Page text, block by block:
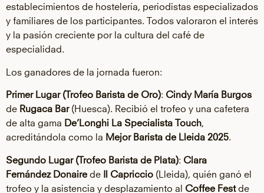
establecimientos de hostelería, periodistas especializados
y familiares de los participantes. Todos valoraron el interés
y la pasión creciente por la cultura del café de
especialidad.
Los ganadores de la jornada fueron:
Primer Lugar (Trofeo Barista de Oro): Cindy María Burgos
de Rugaca Bar(Huesca). Recibió el trofeo y una cafetera
de alta gama De’Longhi La Specialista Touch
acreditándola como la Mejor Barista de Lleida 2025
Segundo Lugar (Trofeo Barista de Plata): Clara
Fernández Donaire de Il Capriccio (Lleida), quién ganó el
trofeo y la asistencia y desplazamiento al Coffee Festde